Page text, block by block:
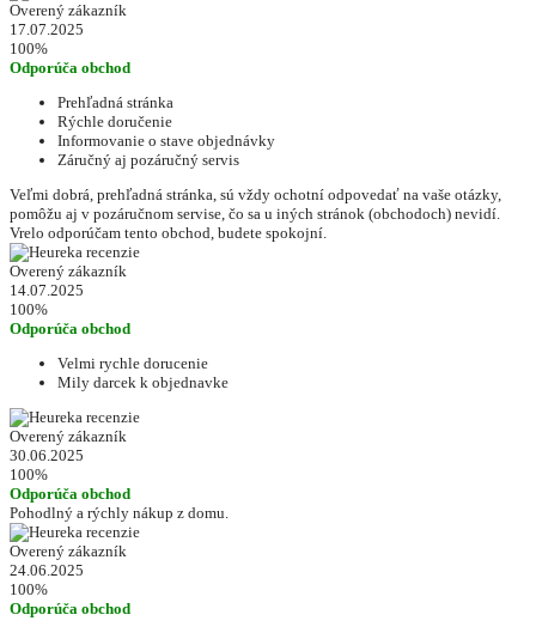
Overený zákazník
17.07.2025
100%
Odporúča obchod
Prehľadná stránka
Rýchle doručenie
Informovanie o stave objednávky
Záručný aj pozáručný servis
Veľmi dobrá, prehľadná stránka, sú vždy ochotní odpovedať na vaše otázky,
pomôžu aj v pozáručnom servise, čo sa u iných stránok (obchodoch) nevidí.
Vrelo odporúčam tento obchod, budete spokojní.
Overený zákazník
14.07.2025
100%
Odporúča obchod
Velmi rychle dorucenie
Mily darcek k objednavke
Overený zákazník
30.06.2025
100%
Odporúča obchod
Pohodlný a rýchly nákup z domu.
Overený zákazník
24.06.2025
100%
Odporúča obchod